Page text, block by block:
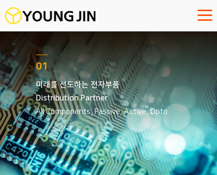
01
미래를 선도하는 전자부품
Distribution Partner
All Components, Passive, Active, Opto